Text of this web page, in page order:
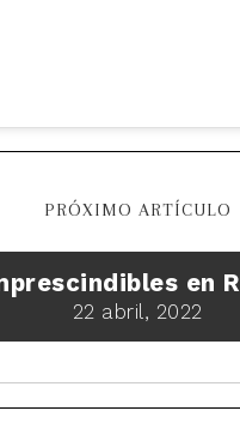
PRÓXIMO ARTÍCULO
en
22 abril, 2022